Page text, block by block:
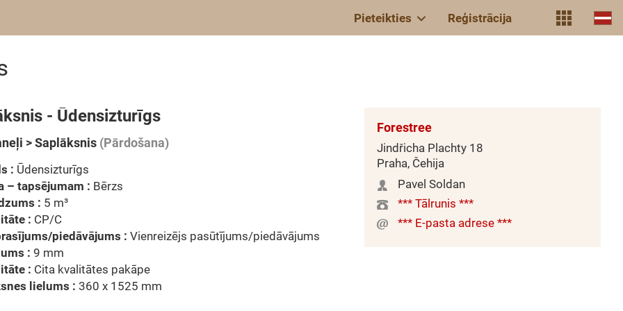
Pieteikties Reģistrācija
- Ūdensizturīgs
> Saplāksnis (Pārdošana)
: Ūdensizturīgs
– tapsējumam : Bērzs
: 5 m³
: CP/C
piedāvājums : Vienreizējs pasūtījums/piedāvājums
: 9 mm
: Cita kvalitātes pakāpe
lielums : 360 x 1525 mm
Forestree
Jindřicha Plachty 18
Praha, Čehija
Pavel Soldan
*** Tālrunis ***
*** E-pasta adrese ***